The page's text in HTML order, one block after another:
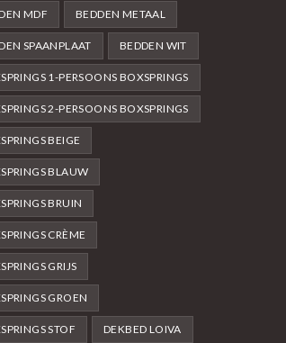
MDF BEDDEN METAAL
SPAANPLAAT BEDDEN WIT
1-PERSOONS BOXSPRINGS
2-PERSOONS BOXSPRINGS
BEIGE
BLAUW
BRUIN
CRÈME
GRIJS
GROEN
STOF DEKBED LOIVA